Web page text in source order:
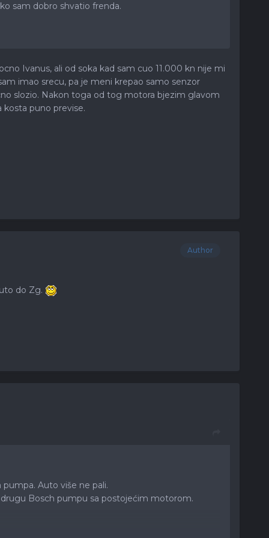
sam dobro shvatio frenda.
Ivanus, ali od soka kad sam cuo 11.000 kn nije mi
imao srecu, pa je meni krepao samo senzor
slozio. Nakon toga od tog motora bjezim glavom
kosta puno previse.
Author
do Zg.
Auto više ne pali.
Bosch pumpu sa postojećim motorom.